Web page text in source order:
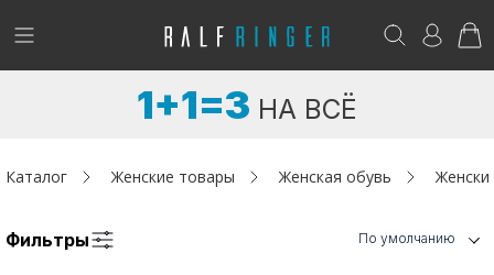
!
Женщинам
Возникли вопросы? - club@ralf.ru
1+1=3 НА ВСЁ
Каталог Женские товары Женская обувь
Фильтры По умолчанию